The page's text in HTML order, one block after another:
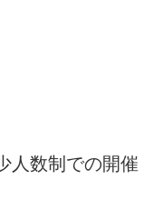
人数制での開催